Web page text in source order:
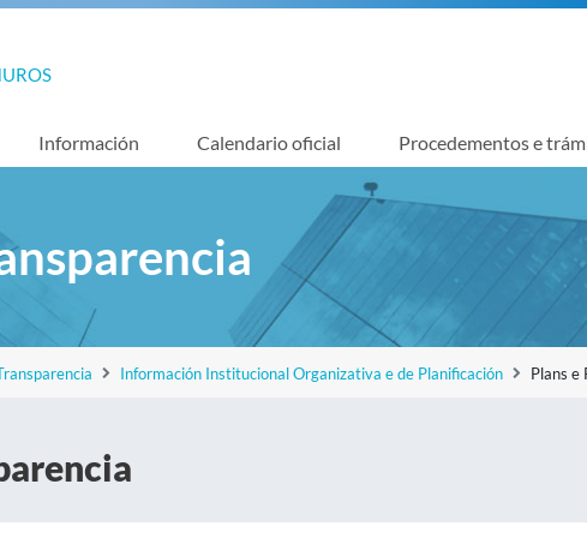
Información Calendario oficial Procedementos e
Información Institucional Organizativa e de Planificación Plans e